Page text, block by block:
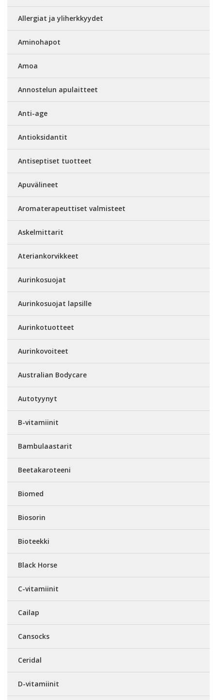
Allergiat ja yliherkkyydet
Aminohapot
Amoa
Annostelun apulaitteet
Anti-age
Antioksidantit
Antiseptiset tuotteet
Apuvälineet
Aromaterapeuttiset valmisteet
Askelmittarit
Ateriankorvikkeet
Aurinkosuojat
Aurinkosuojat lapsille
Aurinkotuotteet
Aurinkovoiteet
Australian Bodycare
Autotyynyt
B-vitamiinit
Bambulaastarit
Beetakaroteeni
Biomed
Biosorin
Bioteekki
Black Horse
C-vitamiinit
Cailap
Cansocks
Ceridal
D-vitamiinit